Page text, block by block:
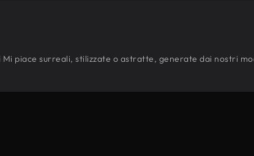
piace surreali, stilizzate o astratte, generate dai nostri